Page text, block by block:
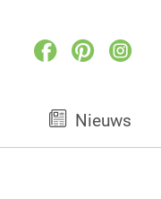
Nieuws